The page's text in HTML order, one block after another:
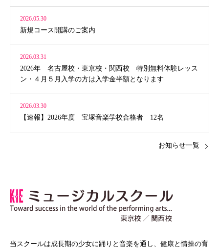
2026.05.30
新規コース開講のご案内
2026.03.31
2026年 名古屋校・東京校・関西校 特別無料体験レッス
ン・４月５月入学の方は入学金半額となります
2026.03.30
【速報】2026年度 宝塚音楽学校合格者 12名
お知らせ一覧
当スクールは成長期の少女に踊りと音楽を通し、健康と情操の育